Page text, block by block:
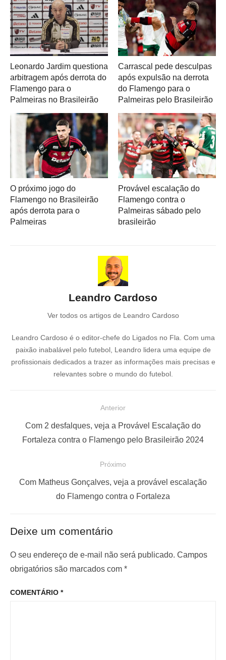
Leonardo Jardim questiona
arbitragem após derrota do
Flamengo para o
Palmeiras no Brasileirão
Carrascal pede desculpas
após expulsão na derrota
do Flamengo para o
Palmeiras pelo Brasileirão
O próximo jogo do
Flamengo no Brasileirão
após derrota para o
Palmeiras
Provável escalação do
Flamengo contra o
Palmeiras sábado pelo
brasileirão
Leandro Cardoso
Ver todos os artigos de Leandro Cardoso
Leandro Cardoso é o editor-chefe do Ligados no Fla. Com uma
paixão inabalável pelo futebol, Leandro lidera uma equipe de
profissionais dedicados a trazer as informações mais precisas e
relevantes sobre o mundo do futebol.
o
e
P
o
Anterior
i
o
:
Com 2 desfalques, veja a Provável Escalação do
Fortaleza contra o Flamengo pelo Brasileirão 2024
Próximo
P
m
o
o
Com Matheus Gonçalves, veja a provável escalação
do Flamengo contra o Fortaleza
Deixe um comentário
O seu endereço de e-mail não será publicado. Campos
obrigatórios são marcados com *
COMENTÁRIO *